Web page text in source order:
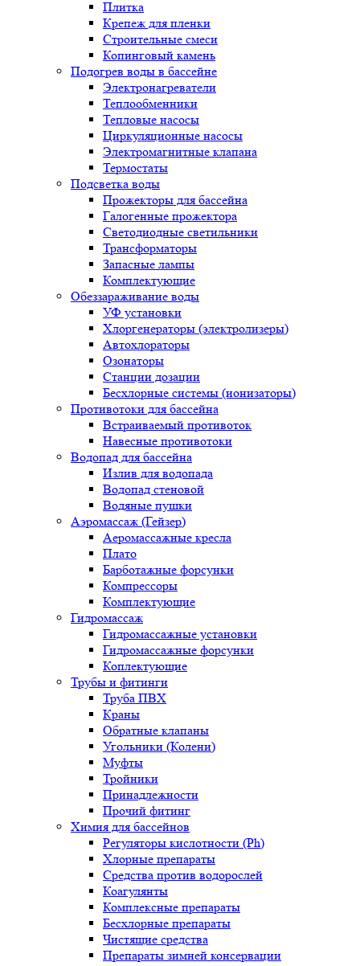
Плитка
Крепеж для пленки
Строительные смеси
Копинговый камень
Подогрев воды в бассейне
Электронагреватели
Теплообменники
Тепловые насосы
Циркуляционные насосы
Электромагнитные клапана
Термостаты
Подсветка воды
Прожекторы для бассейна
Галогенные прожектора
Светодиодные светильники
Трансформаторы
Запасные лампы
Комплектующие
Обеззараживание воды
УФ установки
Хлоргенераторы (электролизеры)
Автохлораторы
Озонаторы
Станции дозации
Бесхлорные системы (ионизаторы)
Противотоки для бассейна
Встраиваемый противоток
Навесные противотоки
Водопад для бассейна
Излив для водопада
Водопад стеновой
Водяные пушки
Аэромассаж (Гейзер)
Аеромассажные кресла
Плато
Барботажные форсунки
Компрессоры
Комплектующие
Гидромассаж
Гидромассажные установки
Гидромассажные форсунки
Коплектующие
Трубы и фитинги
Труба ПВХ
Краны
Обратные клапаны
Угольники (Колени)
Муфты
Тройники
Принадлежности
Прочий фитинг
Химия для бассейнов
Регуляторы кислотности (Ph)
Хлорные препараты
Средства против водорослей
Коагулянты
Комплексные препараты
Бесхлорные препараты
Чистящие средства
Препараты зимней консервации